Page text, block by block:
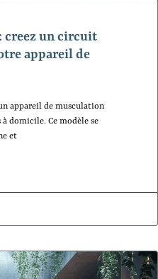
creez un circuit
appareil de
appareil de musculation
domicile. Ce modèle se
et